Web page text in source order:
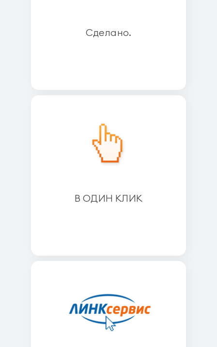
Cделано.
В ОДИН КЛИК